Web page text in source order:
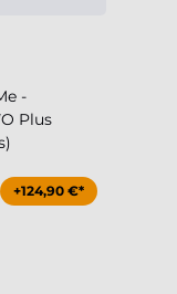
-
Plus
+124,90 €*